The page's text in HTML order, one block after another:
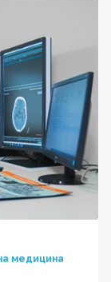
медицина